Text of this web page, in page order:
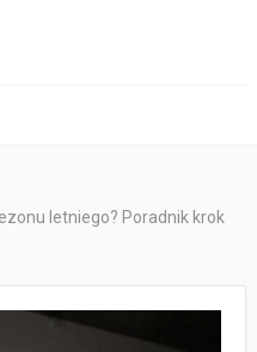
letniego? Poradnik krok